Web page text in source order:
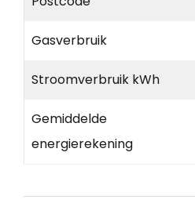
Gasverbruik
Stroomverbruik kWh
Gemiddelde
energierekening